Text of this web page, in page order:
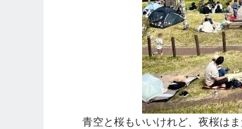
青空と桜もいいけれど、夜桜は